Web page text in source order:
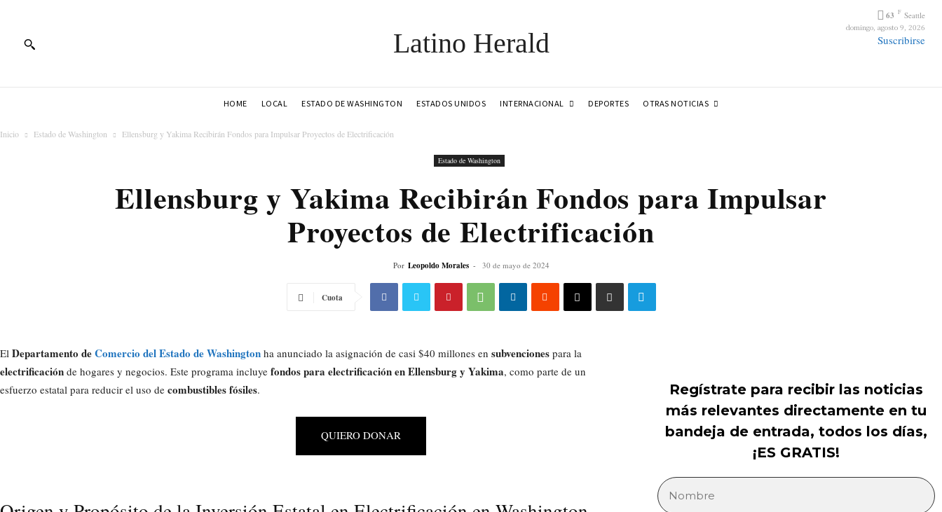
Latino Herald
63 F Seattle
domingo, agosto 9, 2026
Suscribirse
HOME LOCAL ESTADO DE WASHINGTON ESTADOS UNIDOS INTERNACIONAL DEPORTES OTRAS NOTICIAS
Inicio Estado de Washington Ellensburg y Yakima Recibirán Fondos para Impulsar Proyectos de Electrificación
Estado de Washington
Ellensburg y Yakima Recibirán Fondos para Impulsar
Proyectos de Electrificación
Por Leopoldo Morales - 30 de mayo de 2024
Cuota
El Departamento deComercio del Estado de Washington ha anunciado la asignación de casi $40 millones en subvenciones para la
electrificación de hogares y negocios. Este programa incluye fondos para electrificación en Ellensburg y Yakima, como parte de un
esfuerzo estatal para reducir el uso de combustibles fósiles.
QUIERO DONAR
Regístrate para recibir las noticias
más relevantes directamente en tu
bandeja de entrada, todos los días,
¡ES GRATIS!